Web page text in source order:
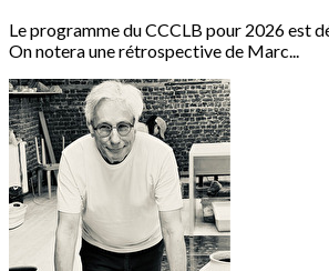
Le programme du CCCLB pour 2026 est
On notera une rétrospective de Marc...